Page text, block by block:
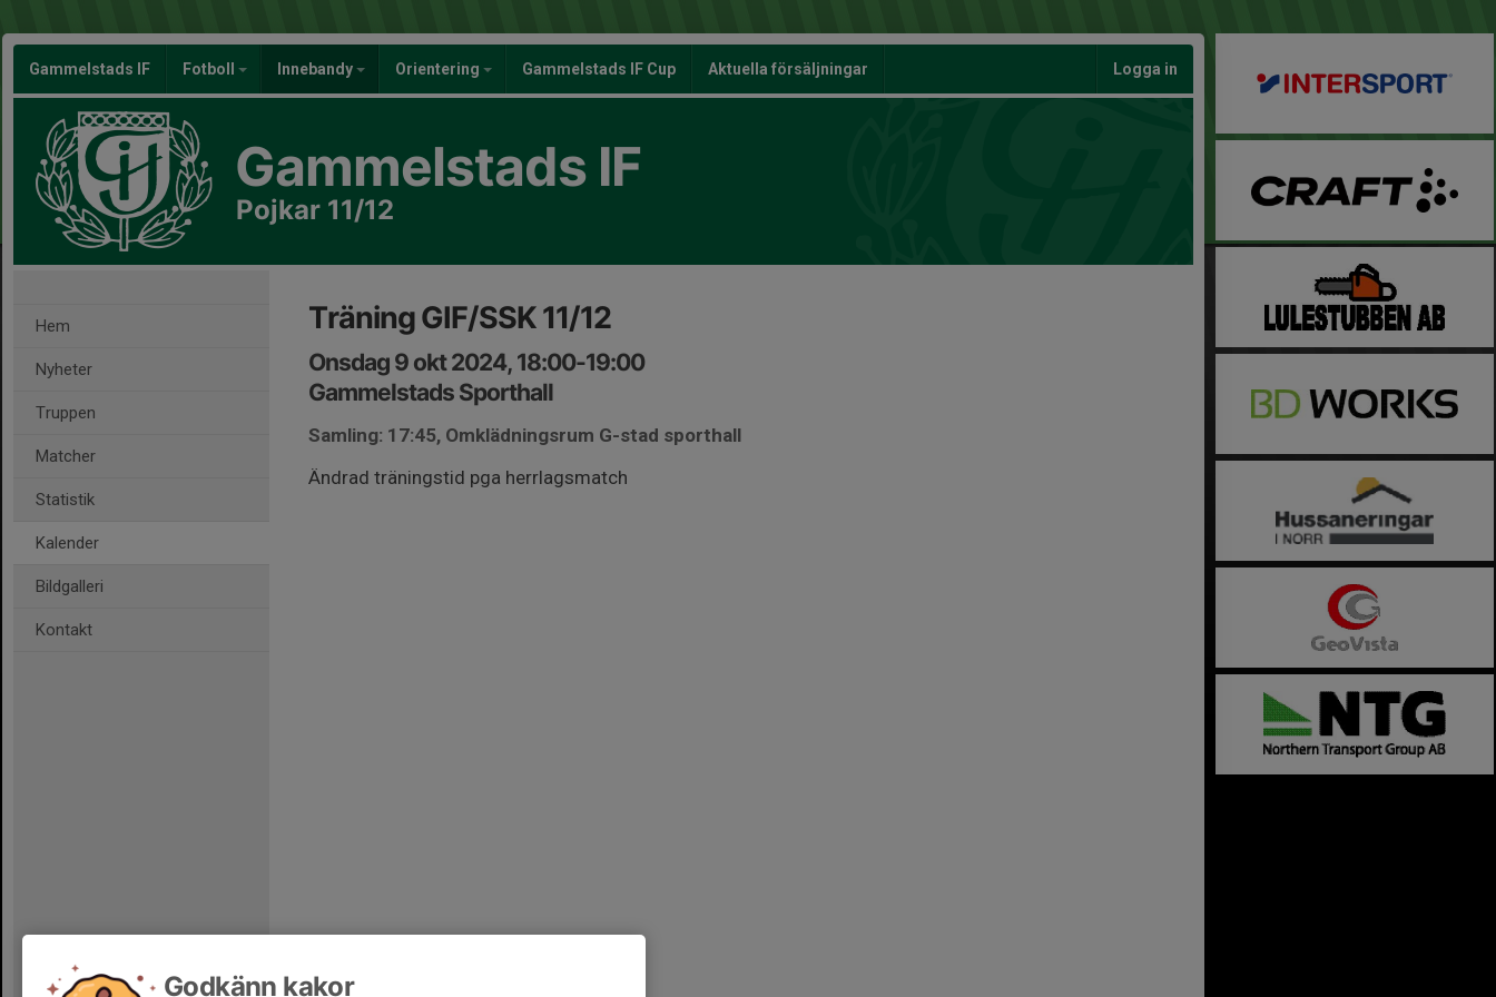
Gammelstads IF Fotboll Innebandy Orientering Gammelstads IF Cup Aktuella försäljningar Logga in
Gammelstads IF
Pojkar 11/12
Hem
Nyheter
Truppen
Matcher
Statistik
Kalender
Bildgalleri
Kontakt
Träning GIF/SSK 11/12
Onsdag 9 okt 2024, 18:00-19:00
Gammelstads Sporthall
Samling: 17:45, Omklädningsrum G-stad sporthall
Ändrad träningstid pga herrlagsmatch
Godkänn kakor